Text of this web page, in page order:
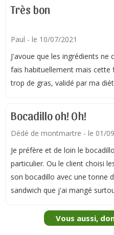
Très bon
Paul - le 10/07/2021
J'avoue que les ingrédients
fais habituellement mais cette
trop de gras, validé par ma
Bocadillo oh! Oh!
Dédé de montmartre - le 01/
Je préfère et de loin le
particulier. Ou le client choisi
son bocadillo avec une tonne
sandwich que j'ai mangé
Vous aussi,